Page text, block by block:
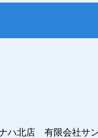
ハ北店 有限会社サ